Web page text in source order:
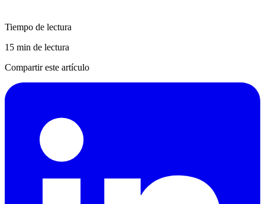
Tiempo de lectura
15 min de lectura
Compartir este artículo